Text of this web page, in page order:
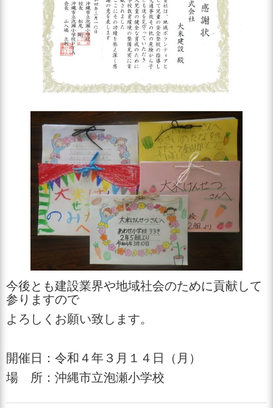
今後とも建設業界や地域社会のために貢献して
参りますので
よろしくお願い致します。
開催日：令和４年３月１４日（月）
場 所：沖縄市立泡瀬小学校